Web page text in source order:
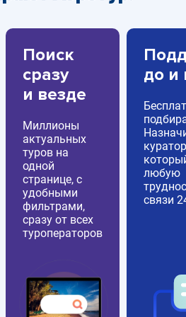
Поиск
сразу
и везде
Миллионы
актуальных
туров на
одной
странице, с
удобными
фильтрами,
сразу от всех
туроператоров
до и
любую
связи